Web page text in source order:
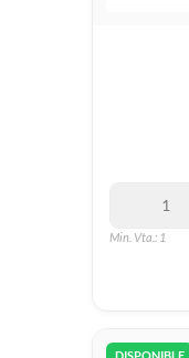
Min. Vta.: 1
DISPONIBLE